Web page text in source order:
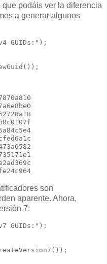
que podáis ver la diferencia
a generar algunos
GUIDs:");
son
aparente. Ahora,
7:
GUIDs:");